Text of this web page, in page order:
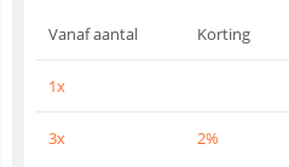
Vanaf aantal Korting
1x
3x 2%